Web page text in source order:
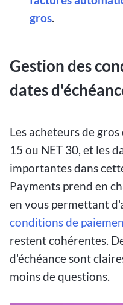
gros.
Gestion des
dates
Les acheteurs de
15 ou NET 30, et les
importantes dans
Payments prend en
en vous permettant
conditions de
restent cohérentes.
d'échéance sont
moins de questions.